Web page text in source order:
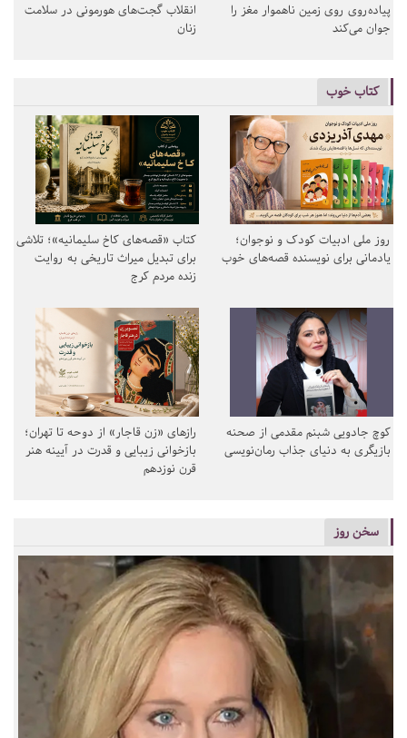
پیاده‌روی روی زمین ناهموار مغز را
جوان می‌کند
انقلاب گجت‌های هورمونی در سلامت
زنان
کتاب خوب
روز ملی ادبیات کودک و نوجوان؛
یادمانی برای نویسنده قصه‌های خوب
کتاب «قصه‌های کاخ سلیمانیه»؛ تلاشی
برای تبدیل میراث تاریخی به روایت
زنده مردم کرج
کوچ جادویی شبنم مقدمی از صحنه
بازیگری به دنیای جذاب رمان‌نویسی
رازهای «زن قاجار» از دوحه تا تهران؛
بازخوانی زیبایی و قدرت در آیینه هنر
قرن نوزدهم
سخن روز